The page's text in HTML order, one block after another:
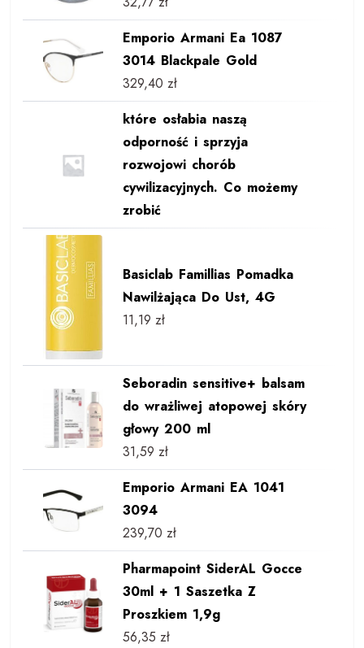
Emporio Armani Ea 1087
3014 Blackpale Gold
329,40 zł
które osłabia naszą
odporność i sprzyja
rozwojowi chorób
cywilizacyjnych. Co możemy
zrobić
Basiclab Famillias Pomadka
Nawilżająca Do Ust, 4G
11,19 zł
Seboradin sensitive+ balsam
do wrażliwej atopowej skóry
głowy 200 ml
31,59 zł
Emporio Armani EA 1041
3094
239,70 zł
Pharmapoint SiderAL Gocce
30ml + 1 Saszetka Z
Proszkiem 1,9g
56,35 zł